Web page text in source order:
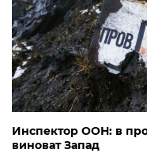
Инспектор ООН: в
виноват Запад